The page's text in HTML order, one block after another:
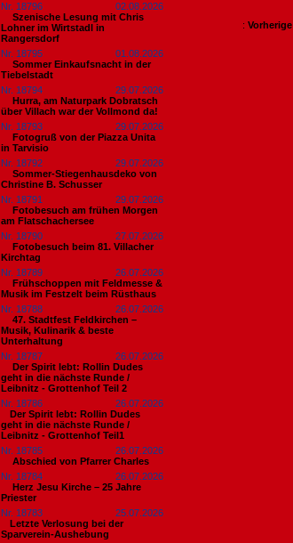
Nr. 18796
02.08.2026
Szenische Lesung mit Chris
Lohner im Wirtstadl in
Rangersdorf
Nr. 18795
01.08.2026
Sommer Einkaufsnacht in der
Tiebelstadt
Nr. 18794
29.07.2026
Hurra, am Naturpark Dobratsch
über Villach war der Vollmond da!
Nr. 18793
29.07.2026
Fotogruß von der Piazza Unita
in Tarvisio
Nr. 18792
29.07.2026
Sommer-Stiegenhausdeko von
Christine B. Schusser
Nr. 18791
29.07.2026
Fotobesuch am frühen Morgen
am Flatschachersee
Nr. 18790
27.07.2026
Fotobesuch beim 81. Villacher
Kirchtag
Nr. 18789
26.07.2026
Frühschoppen mit Feldmesse &
Musik im Festzelt beim Rüsthaus
Nr. 18788
26.07.2026
47. Stadtfest Feldkirchen –
Musik, Kulinarik & beste
Unterhaltung
Nr. 18787
26.07.2026
Der Spirit lebt: Rollin Dudes
geht in die nächste Runde /
Leibnitz - Grottenhof Teil 2
Nr. 18786
26.07.2026
​Der Spirit lebt: Rollin Dudes
geht in die nächste Runde /
Leibnitz - Grottenhof Teil1
Nr. 18785
26.07.2026
Abschied von Pfarrer Charles
Nr. 18784
26.07.2026
Herz Jesu Kirche – 25 Jahre
Priester
Nr. 18783
25.07.2026
​Letzte Verlosung bei der
Sparverein-Aushebung
: Vorherige